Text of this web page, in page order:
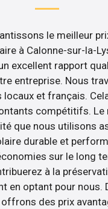
le meilleur
à Calonne-sur-la-
excellent rapport
entreprise. Nous
et français.
compétitifs. Le
que nous utilisons
durable et
sur le long
à la
en optant pour nous.
des prix